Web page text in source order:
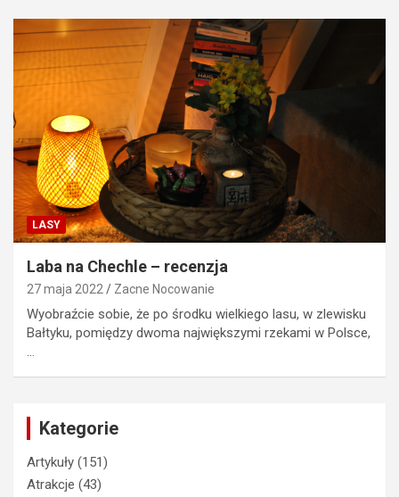
LASY
Laba na Chechle – recenzja
27 maja 2022 Zacne Nocowanie
Wyobraźcie sobie, że po środku wielkiego lasu, w zlewisku
Bałtyku, pomiędzy dwoma największymi rzekami w Polsce,
…
Kategorie
Artykuły (151)
Atrakcje (43)